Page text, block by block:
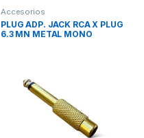
Accesorios
PLUG ADP. JACK RCA X PLUG
6.3 MN METAL MONO